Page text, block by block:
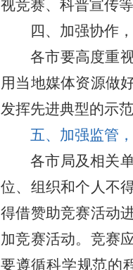
视竞赛、科普宣传
四、加强协作
各市要高度重
用当地媒体资源做
发挥先进典型的示范
五、加强监管
各市局及相关
位、组织和个人不
得借赞助竞赛活动
加竞赛活动。竞赛
要遵循科学规范的